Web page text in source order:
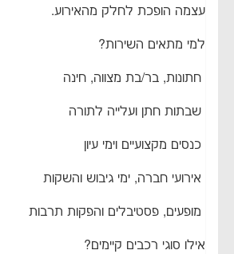
עצמה הופכת לחלק מהאירוע.
למי מתאים השירות?
חתונות, בר/בת מצווה, חינה
שבתות חתן ועלייה לתורה
כנסים מקצועיים וימי עיון
אירועי חברה, ימי גיבוש והשקות
מופעים, פסטיבלים והפקות תרבות
אילו סוגי רכבים קיימים?